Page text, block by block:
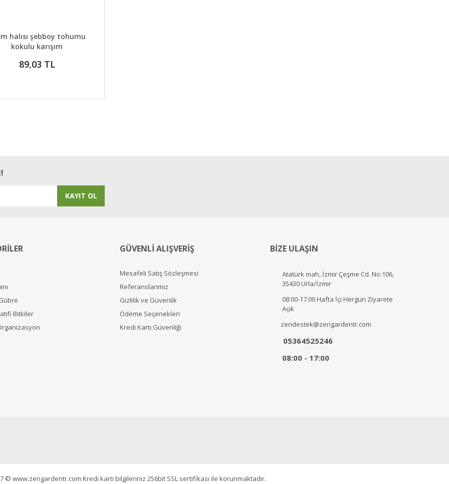
GELİNCE HABER VER
halısı şebboy tohumu
kokulu karışım
89,03 TL
KAYIT OL
Bitkiler
GÜVENLİ ALIŞVERİŞ
Mesafeli Satış Sözleşmesi
Referanslarımız
Gizlilik ve Güvenlik
Ödeme Seçenekleri
Kredi Kartı Güvenliği
BİZE ULAŞIN
Atatürk mah, İzmir Çeşme Cd. No:106,
35430 Urla/İzmir
08:00-17:00 Hafta İçi Hergün Ziyarete
Açık
zendestek@zengardentr.com
05364525246
08:00 - 17:00
© www.zengardentr.com Kredi kartı bilgileriniz 256bit SSL sertifikası ile korunmaktadır.